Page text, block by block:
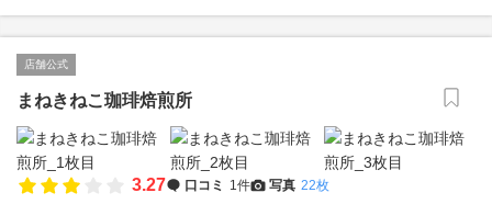
店舗公式
まねきねこ珈琲焙煎所
3.27 口コミ 1件 写真 22枚